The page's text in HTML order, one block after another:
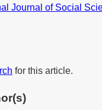
Journal of Social
for this article.